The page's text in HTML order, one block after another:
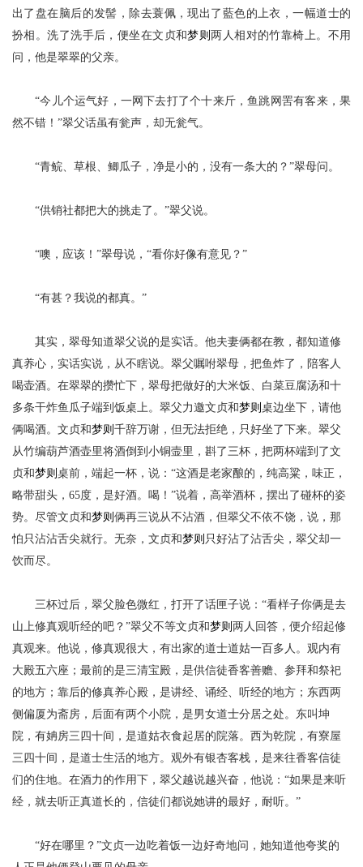
出了盘在脑后的发髻，除去蓑佩，现出了藍色的上衣，一幅道士的
扮相。洗了洗手后，便坐在文贞和梦则 两人相对的竹靠椅上。不用
问，他是翠翠的父亲。
“今儿个运气好，一网下去打了个十来斤，鱼跳网罟有客来，果
然不错！”翠父话虽有瓮声，却无瓮气。
“青鲩、草根、鲫瓜子，净是小的，没有一条大的？”翠母问。
“供销社都把大的挑走了。”翠父说。
“噢，应该！”翠母说，“看你好像有意见？”
“有甚？我说的都真。”
其实，翠母知道翠父说的是实话。他夫妻俩都在教，都知道修
真养心，实话实说，从不瞎说。翠父嘱咐翠母，把鱼炸了，陪客人
喝壶酒。在翠翠的攒忙下，翠母把做好的大米饭、白菜豆腐汤和十
多条干炸鱼瓜子端到饭桌上。翠父力邀文贞和梦则 桌边坐下，请他
俩喝酒。 文贞和梦则 千辞万谢，但无法拒绝，只好坐了下来。翠父
从竹编葫芦酒壶里将酒倒到小铜壸里，斟了三杯，把两杯端到了文
贞和梦则 桌前，端起一杯，说： “这酒是老家酿的，纯高粱，味正，
略带甜头，65度，是好酒。喝！”说着，高举酒杯，摆出了碰杯的姿
势。尽管文贞和梦则 俩再三说从不沾酒，但翠父不依不饶，说，那
怕只沾沾舌尖就行。无奈， 文贞和梦则 只好沾了沾舌尖，翠父却一
饮而尽。
三杯过后，翠父脸色微红，打开了话匣子说：“看样子你俩是去
山上修真观听经的吧？”翠父不等文贞和梦则 两人回答，便介绍起修
真观来。他说，修真观很大，有出家的道士道姑一百多人。观内有
大殿五六座；最前的是三清宝殿，是供信徒香客善赡、参拜和祭祀
的地方；靠后的修真养心殿，是讲经、诵经、听经的地方；东西两
侧偏厦为斋房，后面有两个小院，是男女道士分居之处。东叫坤
院，有姌房三四十间，是道姑衣食起居的院落。西为乾院，有寮屋
三四十间，是道士生活的地方。观外有银杏客栈，是来往香客信徒
们的住地。在酒力的作用下，翠父越说越兴奋，他说： “如果是来听
经，就去听正真道长的，信徒们都说她讲的最好，耐听。”
“好在哪里？”文贞一边吃着饭一边好奇地问，她知道他夸奖的